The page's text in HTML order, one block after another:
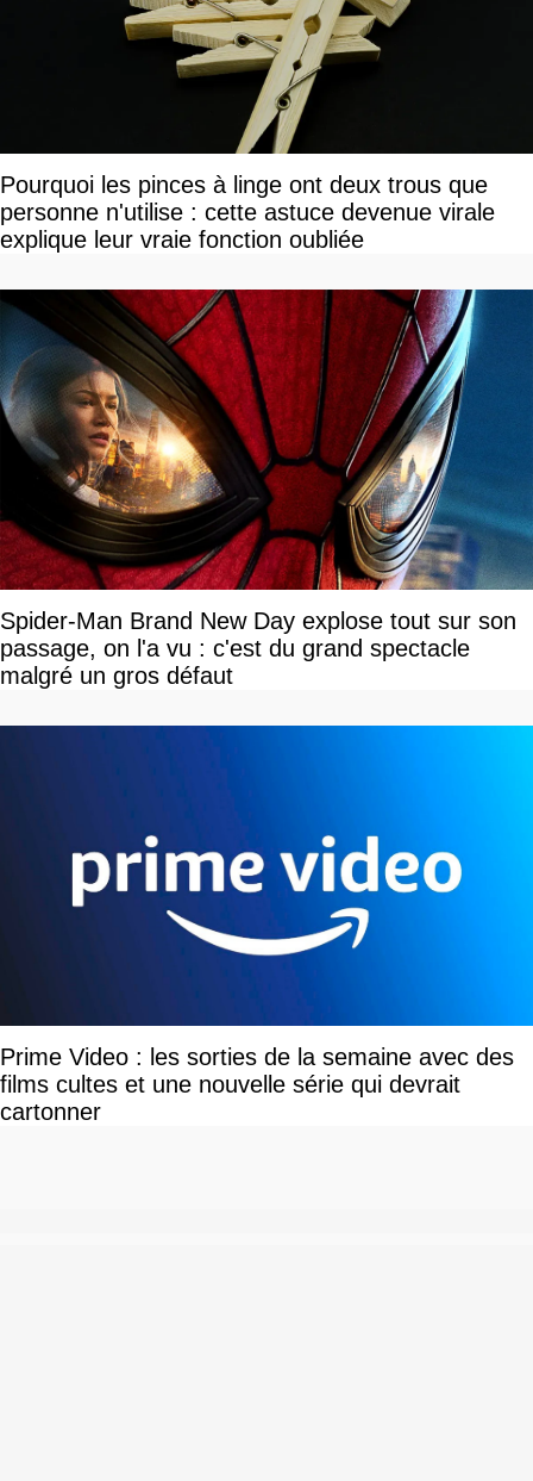
Pourquoi les pinces à linge ont deux trous que
personne n'utilise : cette astuce devenue virale
explique leur vraie fonction oubliée
Spider-Man Brand New Day explose tout sur son
passage, on l'a vu : c'est du grand spectacle
malgré un gros défaut
Prime Video : les sorties de la semaine avec des
films cultes et une nouvelle série qui devrait
cartonner